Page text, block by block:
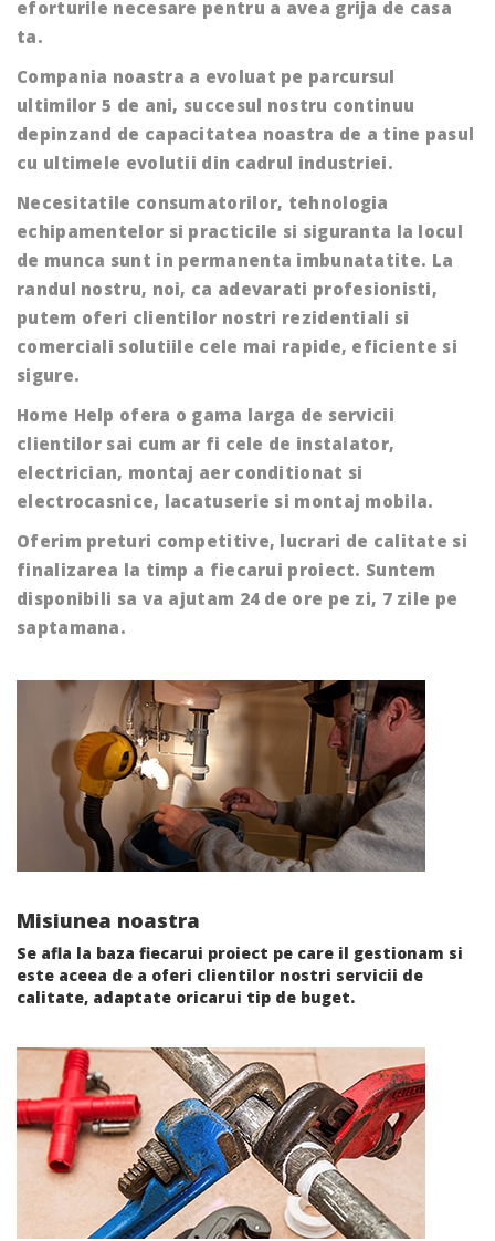
eforturile necesare pentru a avea grija de casa
ta.
Compania noastra a evoluat pe parcursul
ultimilor 5 de ani, succesul nostru continuu
depinzand de capacitatea noastra de a tine pasul
cu ultimele evolutii din cadrul industriei.
Necesitatile consumatorilor, tehnologia
echipamentelor si practicile si siguranta la locul
de munca sunt in permanenta imbunatatite. La
randul nostru, noi, ca adevarati profesionisti,
putem oferi clientilor nostri rezidentiali si
comerciali solutiile cele mai rapide, eficiente si
sigure.
Home Help ofera o gama larga de servicii
clientilor sai cum ar fi cele de instalator,
electrician, montaj aer conditionat si
electrocasnice, lacatuserie si montaj mobila.
Oferim preturi competitive, lucrari de calitate si
finalizarea la timp a fiecarui proiect. Suntem
disponibili sa va ajutam 24 de ore pe zi, 7 zile pe
saptamana.
Misiunea noastra
Se afla la baza fiecarui proiect pe care il gestionam si
este aceea de a oferi clientilor nostri servicii de
calitate, adaptate oricarui tip de buget.